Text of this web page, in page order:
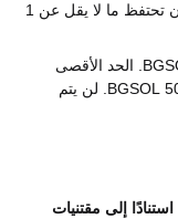
تحتفظ ما لا يقل عن 1
. الحد الأقصى
BGSOL . لن يتم
إلى مقتنيات